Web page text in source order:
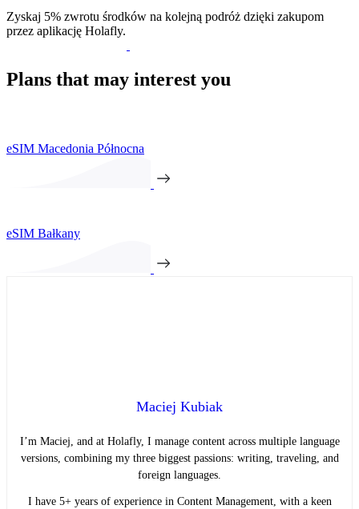
Zyskaj 5% zwrotu środków na kolejną podróż dzięki zakupom
przez aplikację Holafly.
Plans that may interest you
eSIM Macedonia Północna
eSIM Bałkany
Maciej Kubiak
I’m Maciej, and at Holafly, I manage content across multiple language
versions, combining my three biggest passions: writing, traveling, and
foreign languages.
I have 5+ years of experience in Content Management, with a keen